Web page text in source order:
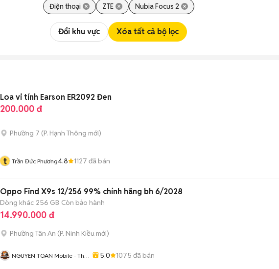
Điện thoại ZTE Nubia Focus 2
Đổi khu vực Xóa tất cả bộ lọc
Loa vi tính Earson ER2092 Đen
200.000 đ
Phường 7 (P. Hạnh Thông mới)
t Trần Đức Phương4.8 1127 đã bán
Oppo Find X9s 12/256 99% chính hãng bh 6/2028
Dòng khác 256 GB Còn bảo hành
14.990.000 đ
Phường Tân An (P. Ninh Kiều mới)
NGUYEN TOAN Mobile - Thu
5.0 1075 đã bán